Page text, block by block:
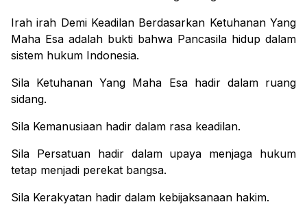
Irah irah Demi Keadilan Berdasarkan Ketuhanan Yang
Maha Esa adalah bukti bahwa Pancasila hidup dalam
sistem hukum Indonesia.
Sila Ketuhanan Yang Maha Esa hadir dalam ruang
sidang.
Sila Kemanusiaan hadir dalam rasa keadilan.
Sila Persatuan hadir dalam upaya menjaga hukum
tetap menjadi perekat bangsa.
Sila Kerakyatan hadir dalam kebijaksanaan hakim.